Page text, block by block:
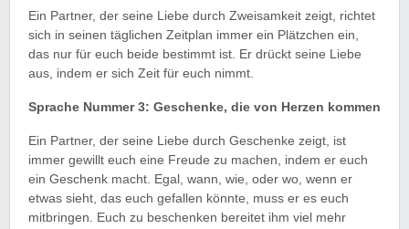
Ein Partner, der seine Liebe durch Zweisamkeit zeigt, richtet
sich in seinen täglichen Zeitplan immer ein Plätzchen ein,
das nur für euch beide bestimmt ist. Er drückt seine Liebe
aus, indem er sich Zeit für euch nimmt.
Sprache Nummer 3: Geschenke, die von Herzen kommen
Ein Partner, der seine Liebe durch Geschenke zeigt, ist
immer gewillt euch eine Freude zu machen, indem er euch
ein Geschenk macht. Egal, wann, wie, oder wo, wenn er
etwas sieht, das euch gefallen könnte, muss er es euch
mitbringen. Euch zu beschenken bereitet ihm viel mehr